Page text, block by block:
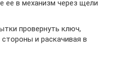
ее в механизм через щели
провернуть ключ,
и раскачивая в